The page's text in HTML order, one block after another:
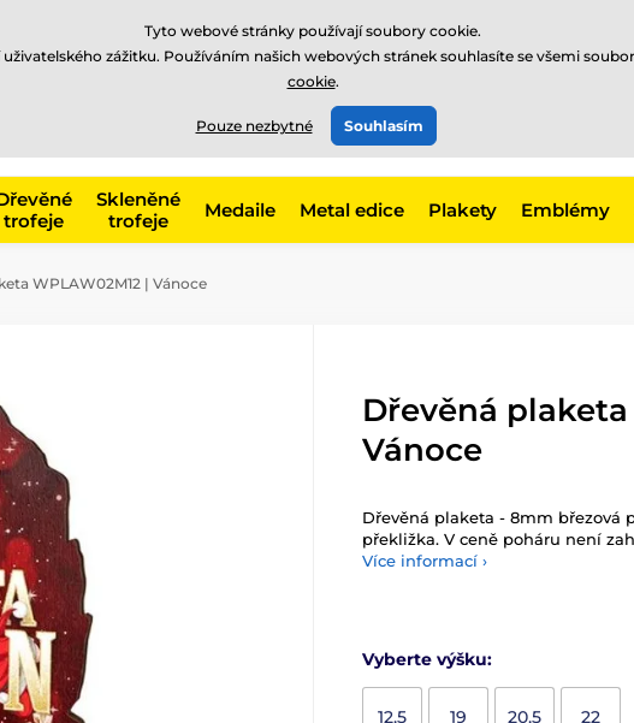
775 400 255
Zavolejte nám
trofeje
Skleněné
trofeje
Medaile Metal edice Plakety Emblémy
WPLAW02M12 | Vánoce
Dřevěná plaketa
Vánoce
Dřevěná plaketa - 8mm březová
překližka. V ceně poháru není
Více informací ›
Vyberte výšku:
12,5 19 20,5 22
Tyto webové stránky používají soubory cookie.
zážitku. Používáním našich webových stránek souhlasíte se všemi
cookie.
Pouze nezbytné Souhlasím